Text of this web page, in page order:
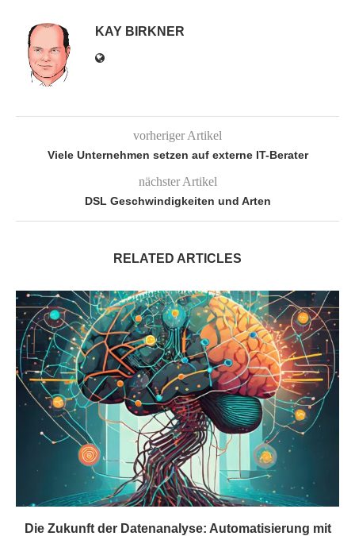
KAY BIRKNER
vorheriger Artikel
Viele Unternehmen setzen auf externe IT-Berater
nächster Artikel
DSL Geschwindigkeiten und Arten
RELATED ARTICLES
Die Zukunft der Datenanalyse: Automatisierung mit